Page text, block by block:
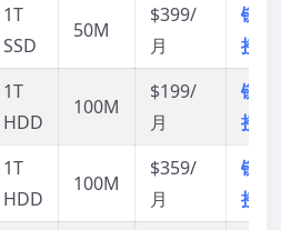
1T
SSD
50M
$399/
月
链
接
1T
HDD
100M
$199/
月
链
接
1T
HDD
100M
$359/
月
链
接